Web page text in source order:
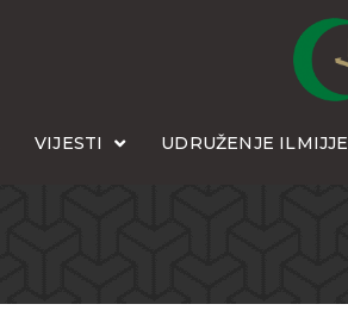
VIJESTI UDRUŽENJE ILMIJJE